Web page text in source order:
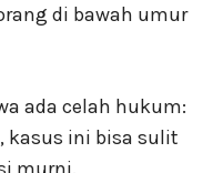
di bawah umur
ada celah hukum:
kasus ini bisa sulit
murni.